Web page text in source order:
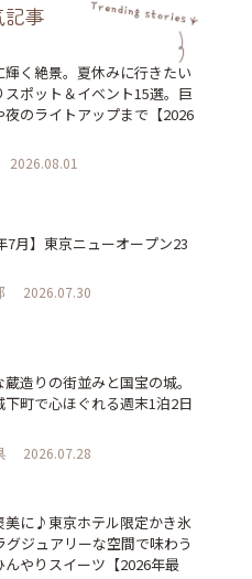
記事
輝く絶景。夏休みに行きたい
スポット＆イベント15選。巨
夜のライトアップまで【2026
2026.08.01
7月】東京ニューオープン23
2026.07.30
蔵造りの街並みと国宝の城。
下町で心ほぐれる週末1泊2日
2026.07.28
美に♪東京ホテル限定かき氷
グジュアリーな空間で味わう
んやりスイーツ【2026年最